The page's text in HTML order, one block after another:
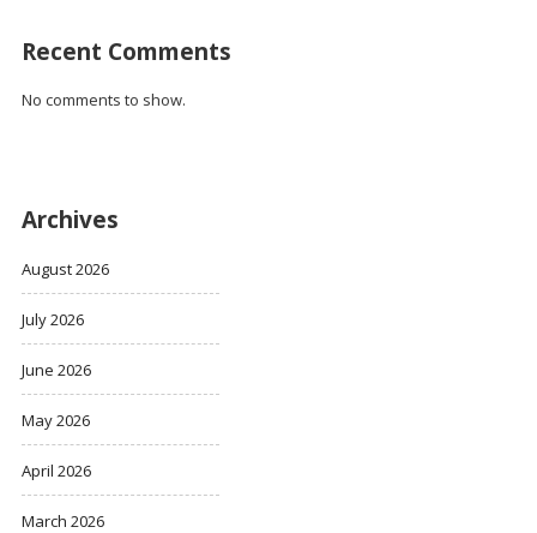
Recent Comments
No comments to show.
Archives
August 2026
July 2026
June 2026
May 2026
April 2026
March 2026